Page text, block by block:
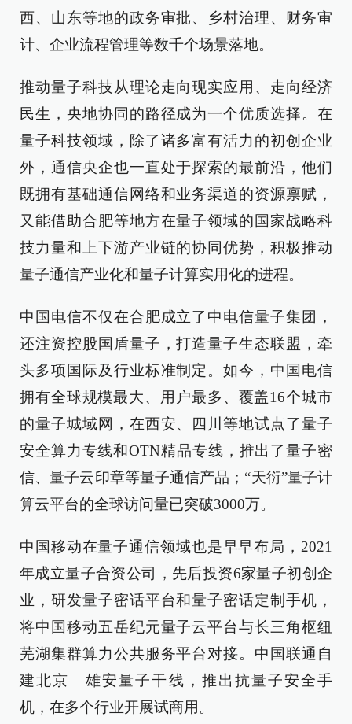
西、山东等地的政务审批、乡村治理、财务审
计、企业流程管理等数千个场景落地。
推动量子科技从理论走向现实应用、走向经济
民生，央地协同的路径成为一个优质选择。在
量子科技领域，除了诸多富有活力的初创企业
外，通信央企也一直处于探索的最前沿，他们
既拥有基础通信网络和业务渠道的资源禀赋，
又能借助合肥等地方在量子领域的国家战略科
技力量和上下游产业链的协同优势，积极推动
量子通信产业化和量子计算实用化的进程。
中国电信不仅在合肥成立了中电信量子集团，
还注资控股国盾量子，打造量子生态联盟，牵
头多项国际及行业标准制定。如今，中国电信
拥有全球规模最大、用户最多、覆盖16个城市
的量子城域网，在西安、四川等地试点了量子
安全算力专线和OTN精品专线，推出了量子密
信、量子云印章等量子通信产品；“天衍”量子计
算云平台的全球访问量已突破3000万。
中国移动在量子通信领域也是早早布局，2021
年成立量子合资公司，先后投资6家量子初创企
业，研发量子密话平台和量子密话定制手机，
将中国移动五岳纪元量子云平台与长三角枢纽
芜湖集群算力公共服务平台对接。中国联通自
建北京—雄安量子干线，推出抗量子安全手
机，在多个行业开展试商用。